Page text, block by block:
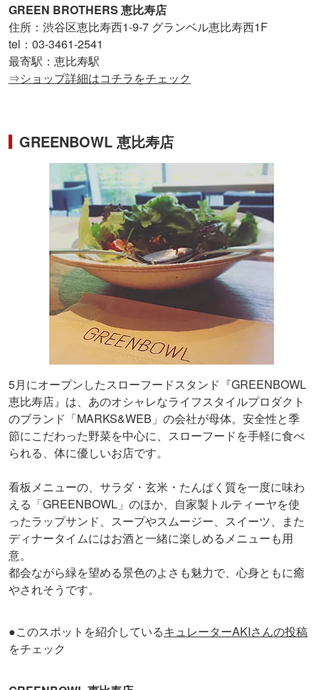
GREEN BROTHERS 恵比寿店
住所：渋谷区恵比寿西1-9-7 グランベル恵比寿西1F
tel：03-3461-2541
最寄駅：恵比寿駅
⇒ショップ詳細はコチラをチェック
GREENBOWL 恵比寿店
5月にオープンしたスローフードスタンド『GREENBOWL
恵比寿店』は、あのオシャレなライフスタイルプロダクト
のブランド「MARKS&WEB」の会社が母体。安全性と季
節にこだわった野菜を中心に、スローフードを手軽に食べ
られる、体に優しいお店です。
看板メニューの、サラダ・玄米・たんぱく質を一度に味わ
える「GREENBOWL」のほか、自家製トルティーヤを使
ったラップサンド、スープやスムージー、スイーツ、また
ディナータイムにはお酒と一緒に楽しめるメニューも用
意。
都会ながら緑を望める景色のよさも魅力で、心身ともに癒
やされそうです。
●このスポットを紹介しているキュレーターAKIさんの投稿
をチェック